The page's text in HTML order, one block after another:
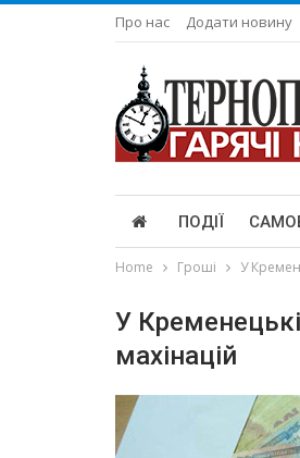
Про нас Додати новину
ПОДІЇ
Home Гроші У
У
махінацій